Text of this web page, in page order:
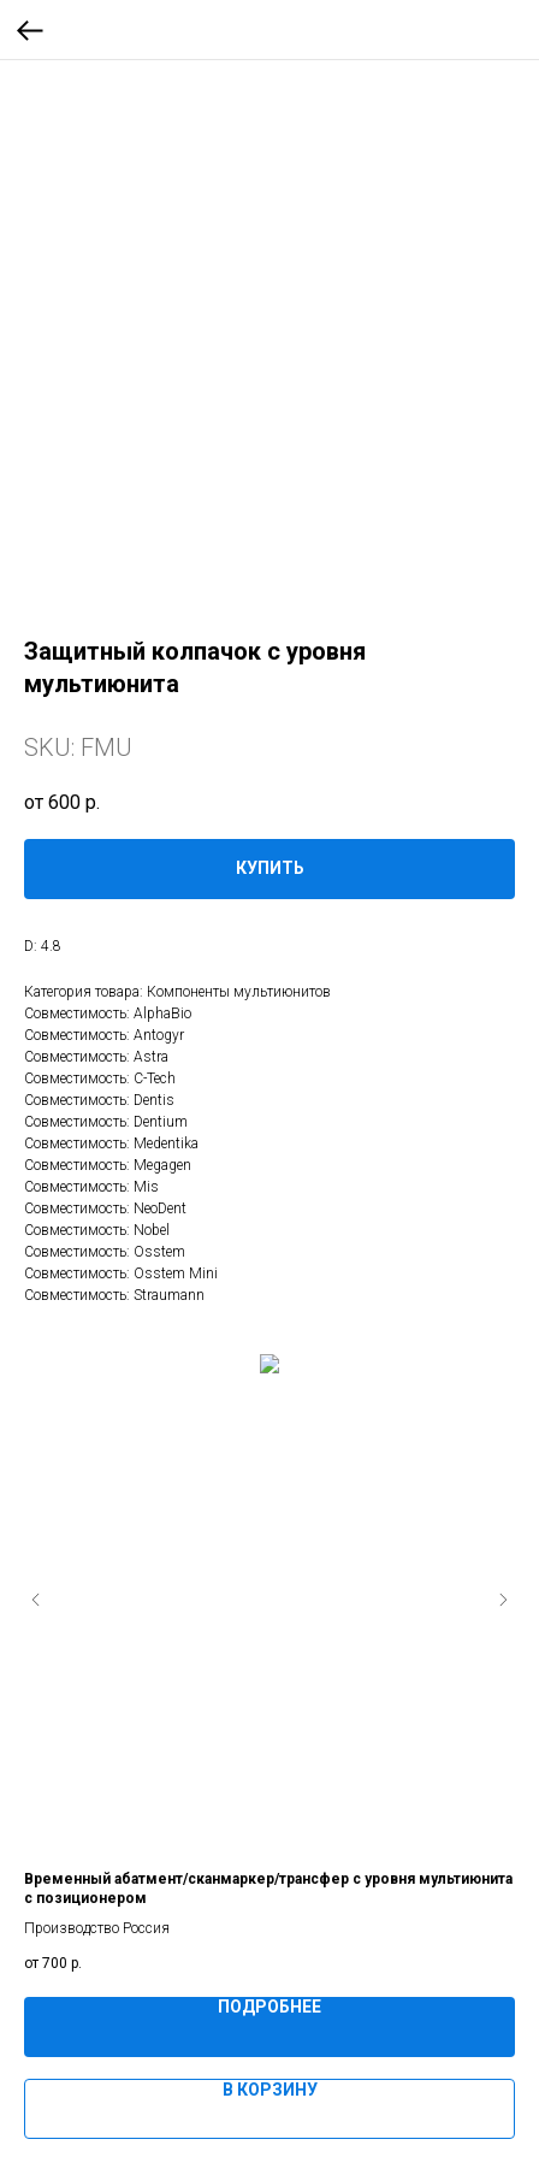
Защитный колпачок с уровня
мультиюнита
SKU: FMU
600 р.
КУПИТЬ
D: 4.8
Категория товара: Компоненты мультиюнитов
Совместимость: AlphaBio
Совместимость: Antogyr
Совместимость: Astra
Совместимость: C-Tech
Совместимость: Dentis
Совместимость: Dentium
Совместимость: Medentika
Совместимость: Megagen
Совместимость: Mis
Совместимость: NeoDent
Совместимость: Nobel
Совместимость: Osstem
Совместимость: Osstem Mini
Совместимость: Straumann
Временный абатмент/сканмаркер/трансфер с уровня мультиюнита
с позиционером
Производство Россия
700 р.
ПОДРОБНЕЕ
В КОРЗИНУ